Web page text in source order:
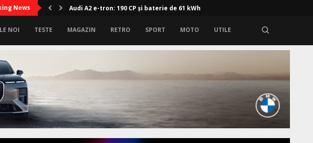
News Audi A2 e-tron: 190 CP și baterie de 61 kWh
NOI TESTE MAGAZIN RETRO SPORT MOTO UTILE